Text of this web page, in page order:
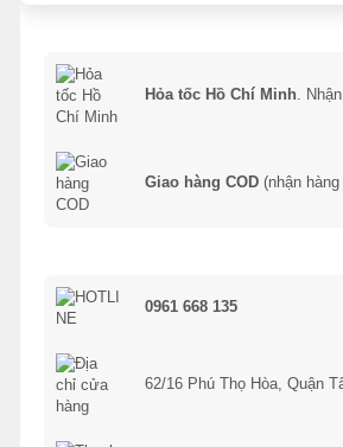
Hỏa tốc Hồ Chí Minh.
Giao hàng COD (nhận
0961 668 135
62/16 Phú Thọ Hòa, Quận